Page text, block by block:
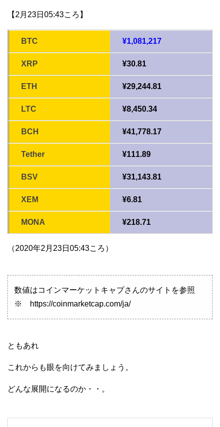
【2月23日05:43ころ】
BTC ¥1,081,217
XRP ¥30.81
ETH ¥29,244.81
LTC ¥8,450.34
BCH ¥41,778.17
Tether ¥111.89
BSV ¥31,143.81
XEM ¥6.81
MONA ¥218.71
（2020年2月23日05:43ころ）
数値はコインマーケットキャプさんのサイトを参照
※ https://coinmarketcap.com/ja/
ともあれ
これからも眼を向けてみましょう。
どんな展開になるのか・・。